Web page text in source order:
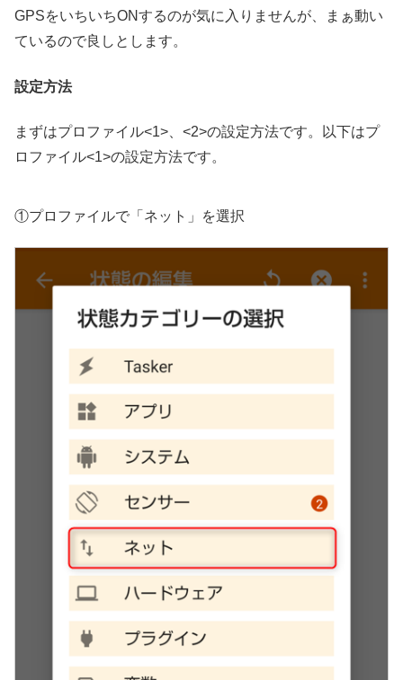
GPSをいちいちONするのが気に入りませんが、まぁ動い
ているので良しとします。
設定方法
まずはプロファイル<1>、<2>の設定方法です。以下はプ
ロファイル<1>の設定方法です。
①プロファイルで「ネット」を選択